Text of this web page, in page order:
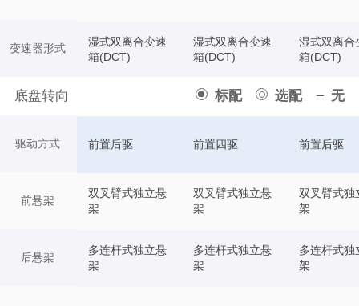
变速器形式
底盘转向 标配 选配 无
驱动方式
前悬架
后悬架
湿式双离合变速
箱(DCT)
湿式双离合变速
箱(DCT)
湿式双离合
箱(DCT)
前置后驱 前置四驱 前置后驱
双叉臂式独立悬
架
双叉臂式独立悬
架
双叉臂式独
架
多连杆式独立悬
架
多连杆式独立悬
架
多连杆式独
架